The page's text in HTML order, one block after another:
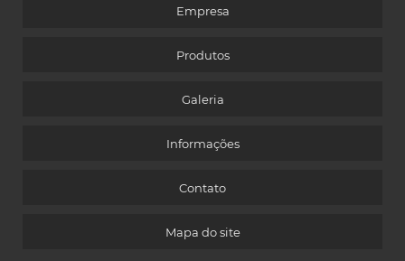
Empresa
Produtos
Galeria
Informações
Contato
Mapa do site